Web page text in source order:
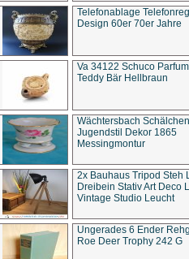
Telefonablage
Design 60er 70er Jahre
Va 34122 Schuco
Teddy Bär Hellbraun
Wächtersbach Schälchen
Jugendstil Dekor 1865
Messingmontur
2x Bauhaus Tripod Steh
Dreibein Stativ Art Deco
Vintage Studio Leucht
Ungerades 6 Ender
Roe Deer Trophy 242 G